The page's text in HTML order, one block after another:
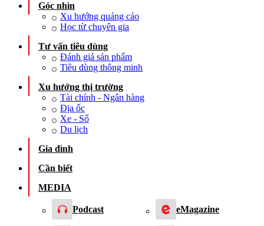
Góc nhìn
Xu hướng quảng cáo
Học từ chuyên gia
Tư vấn tiêu dùng
Đánh giá sản phẩm
Tiêu dùng thông minh
Xu hướng thị trường
Tài chính - Ngân hàng
Địa ốc
Xe - Số
Du lịch
Gia đình
Cần biết
MEDIA
Podcast eMagazine